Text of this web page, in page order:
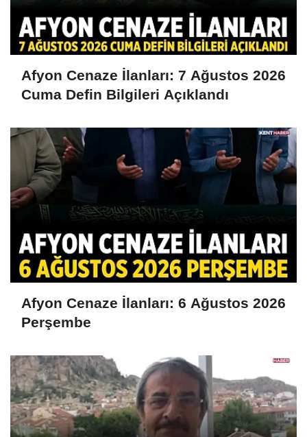
Afyon Cenaze İlanları: 7 Ağustos 2026
Cuma Defin Bilgileri Açıklandı
Afyon Cenaze İlanları: 6 Ağustos 2026
Perşembe